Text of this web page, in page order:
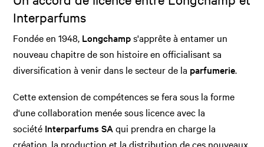
Interparfums
Fondée en 1948, Longchamps'apprête à entamer un
nouveau chapitre de son histoire en officialisant sa
diversification à venir dans le secteur de la parfumerie.
Cette extension de compétences se fera sous la forme
d'une collaboration menée sous licence avec la
société Interparfums SA qui prendra en charge la
création, la production et la distribution de ces nouveaux